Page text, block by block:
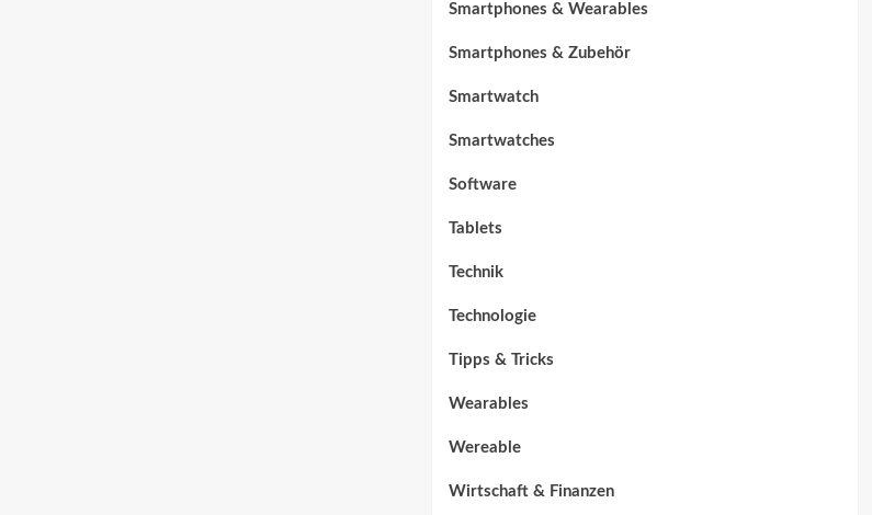
Smartphones & Wearables
Smartphones & Zubehör
Smartwatch
Smartwatches
Software
Tablets
Technik
Technologie
Tipps & Tricks
Wearables
Wereable
Wirtschaft & Finanzen